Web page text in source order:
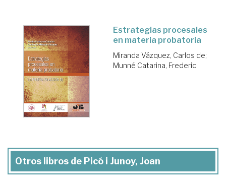
Estrategias procesales
en materia probatoria
Miranda Vázquez, Carlos de;
Munné Catarina, Frederic
Otros libros de Picó i Junoy, Joan